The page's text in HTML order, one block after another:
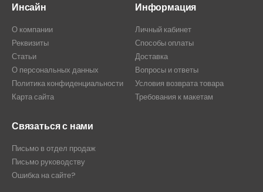
Инсайн
О компании
Реквизиты
Статьи
О персональных данных
Политика конфиденциальности
Карта сайта
Информация
Личный кабинет
Способы оплаты
Доставка
Вопросы и ответы
Условия возврата товара
Требования к макетам
Связаться с нами
Письмо в отдел продаж
Письмо руководству
Ошибка на сайте?